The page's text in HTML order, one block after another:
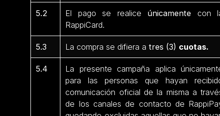
5.2 El pago se realice únicamente con
RappiCard.
5.3 La compra se difiera a tres (3) cuotas.
5.4
La presente campaña aplica
para las personas que hayan
comunicación oficial de la misma a
de los canales de contacto de